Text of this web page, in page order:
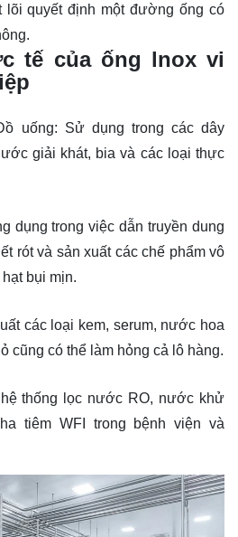
quyết định một đường ống có
tế của ống lnox vi
uống: Sử dụng trong các dây
giải khát, bia và các loại thực
dụng trong việc dẫn truyền dung
rót và sản xuất các chế phẩm vô
bụi mịn.
các loại kem, serum, nước hoa
cũng có thể làm hỏng cả lô hàng.
thống lọc nước RO, nước khử
tiêm WFI trong bệnh viện và